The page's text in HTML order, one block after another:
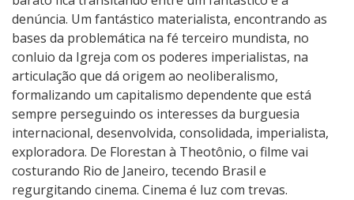
denúncia. Um fantástico materialista, encontrando as
bases da problemática na fé terceiro mundista, no
conluio da Igreja com os poderes imperialistas, na
articulação que dá origem ao neoliberalismo,
formalizando um capitalismo dependente que está
sempre perseguindo os interesses da burguesia
internacional, desenvolvida, consolidada, imperialista,
exploradora. De Florestan à Theotônio, o filme vai
costurando Rio de Janeiro, tecendo Brasil e
regurgitando cinema. Cinema é luz com trevas.